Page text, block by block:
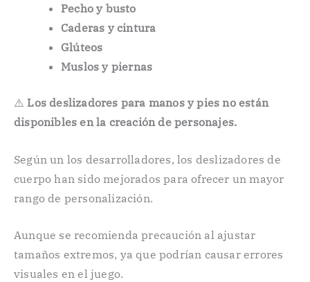
Pecho y busto
Caderas y cintura
Glúteos
Muslos y piernas
⚠️ Los deslizadores para manos y pies no están
disponibles en la creación de personajes.
Según un los desarrolladores, los deslizadores de
cuerpo han sido mejorados para ofrecer un mayor
rango de personalización.
Aunque se recomienda precaución al ajustar
tamaños extremos, ya que podrían causar errores
visuales en el juego.